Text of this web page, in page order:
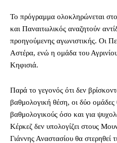
Το πρόγραμμα ολοκληρώνεται
και Παναιτωλικός αναζητούν
προηγούμενης αγωνιστικής. Οι
Αστέρα, ενώ η ομάδα του
Κηφισιά.
Παρά το γεγονός ότι δεν
βαθμολογική θέση, οι δύο ομάδες
βαθμολογικούς όσο και για
Κέρκεζ δεν υπολογίζει στους
Γιάννης Αναστασίου θα στερηθεί